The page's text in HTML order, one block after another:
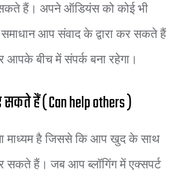
हैं। अपने ऑडियंस को कोई भी
आप संवाद के द्वारा कर सकते हैं
बीच में संपर्क बना रहेगा।
हैं ( Can help others )
माध्यम है जिससे कि आप खुद के साथ
सकते हैं। जब आप ब्लॉगिंग में एक्सपर्ट